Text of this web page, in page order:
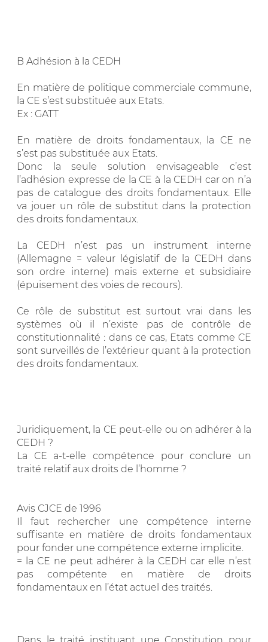
B Adhésion à la CEDH
En matière de politique commerciale commune,
la CE s’est substituée aux Etats.
Ex : GATT
En matière de droits fondamentaux, la CE ne
s’est pas substituée aux Etats.
Donc la seule solution envisageable c’est
l’adhésion expresse de la CE à la CEDH car on n’a
pas de catalogue des droits fondamentaux. Elle
va jouer un rôle de substitut dans la protection
des droits fondamentaux.
La CEDH n’est pas un instrument interne
(Allemagne = valeur législatif de la CEDH dans
son ordre interne) mais externe et subsidiaire
(épuisement des voies de recours).
Ce rôle de substitut est surtout vrai dans les
systèmes où il n’existe pas de contrôle de
constitutionnalité : dans ce cas, Etats comme CE
sont surveillés de l’extérieur quant à la protection
des droits fondamentaux.
Juridiquement, la CE peut-elle ou on adhérer à la
CEDH ?
La CE a-t-elle compétence pour conclure un
traité relatif aux droits de l’homme ?
Avis CJCE de 1996
Il faut rechercher une compétence interne
suffisante en matière de droits fondamentaux
pour fonder une compétence externe implicite.
= la CE ne peut adhérer à la CEDH car elle n’est
pas compétente en matière de droits
fondamentaux en l’état actuel des traités.
Dans le traité instituant une Constitution pour